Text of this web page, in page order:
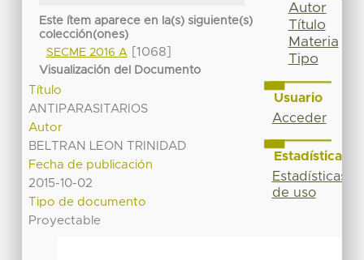
Este ítem aparece en la(s) siguiente(s)
colección(ones)
SECME 2016 A[1068]
Visualización del Documento
Título
ANTIPARASITARIOS
Autor
BELTRAN LEON TRINIDAD
Fecha de publicación
2015-10-02
Tipo de documento
Proyectable
Autor
Título
Materia
Tipo
Usuario
Acceder
Estadísticas
Estadísticas
de uso